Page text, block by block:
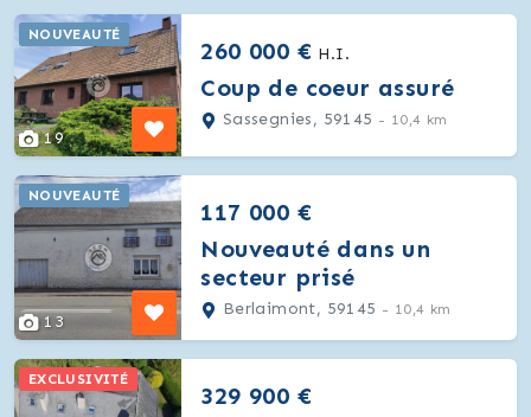
19
NOUVEAUTÉ
260 000 € H.I.
Coup de coeur assuré
Sassegnies, 59145 - 10,4 km
13
NOUVEAUTÉ
117 000 €
Nouveauté dans un
secteur prisé
Berlaimont, 59145 - 10,4 km
EXCLUSIVITÉ
329 900 €